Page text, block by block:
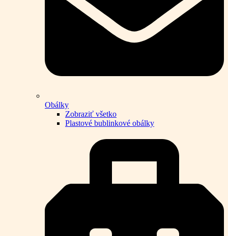
Obálky
Zobraziť všetko
Plastové bublinkové obálky